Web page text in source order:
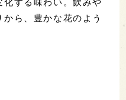
する味わい。飲みや
ら、豊かな花のよう